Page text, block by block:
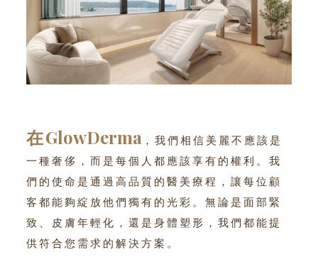
在GlowDerma ，我們相信美麗不應該是
一種奢侈，而是每個人都應該享有的權利。我
們的使命是通過高品質的醫美療程，讓每位顧
客都能夠綻放他們獨有的光彩。無論是面部緊
致、皮膚年輕化，還是身體塑形，我們都能提
供符合您需求的解決方案。